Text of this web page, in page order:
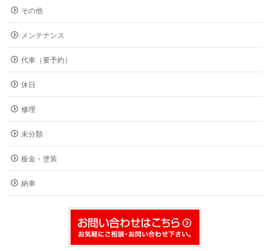
その他
メンテナンス
代車（要予約）
休日
修理
未分類
板金・塗装
納車